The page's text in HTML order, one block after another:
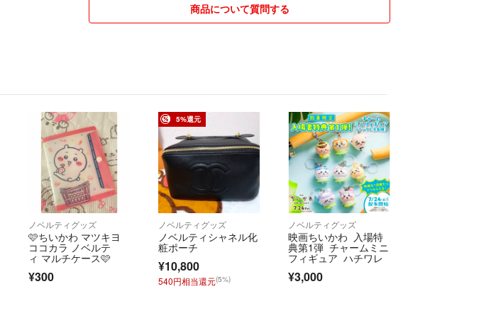
購入申請後はお受けできません🙇🏻‍♀️
⭐︎おまとめの場合はご希望の商品にコメント(絵文字だけでも可)をして
からご連絡ください。1日お取り置き致します。
いいねだと把握できないので必ずコメントでお願いします🙇🏻‍♀️
他のオークションサイトでは多数のお取引をさせていただきました。
こちらでも気持ちの良いお取引、迅速な対応ができるよう努めます。
・喫煙者なし
・猫(長毛種)多頭飼育
・3歳児自宅保育中
・クローゼットにハンガー保管、もしくはタンスの中に畳んで保管(畳
商品について質問する
ノベルティグッズ
🩷ちいかわ マツキヨ
ココカラ ノベルテ
ィ マルチケース🩷
¥300
5%還元
ノベルティグッズ
ノベルティシャネル化
粧ポーチ
¥10,800
540円相当還元(5%)
ノベルティグッズ
映画ちいかわ 入場特
典第1弾 チャームミニ
フィギュア ハチワレ
¥3,000